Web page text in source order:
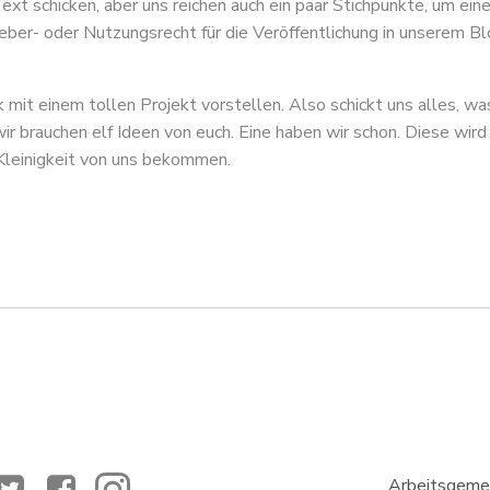
schicken, aber uns reichen auch ein paar Stichpunkte, um
oder Nutzungsrecht für die Veröffentlichung in unserem
einem tollen Projekt vorstellen. Also schickt uns alles,
brauchen elf Ideen von euch. Eine haben wir schon. Diese
von uns bekommen.